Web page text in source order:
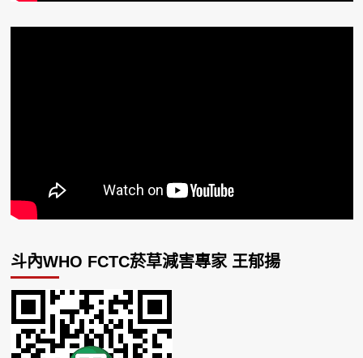
斗內WHO FCTC菸草減害專家 王郁揚